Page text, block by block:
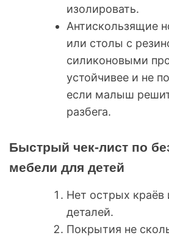
изолировать.
Антискользящие
или столы с
силиконовыми
устойчивее и не
если малыш
разбега.
Быстрый чек-лист по
мебели для детей
Нет острых
деталей.
Покрытия не